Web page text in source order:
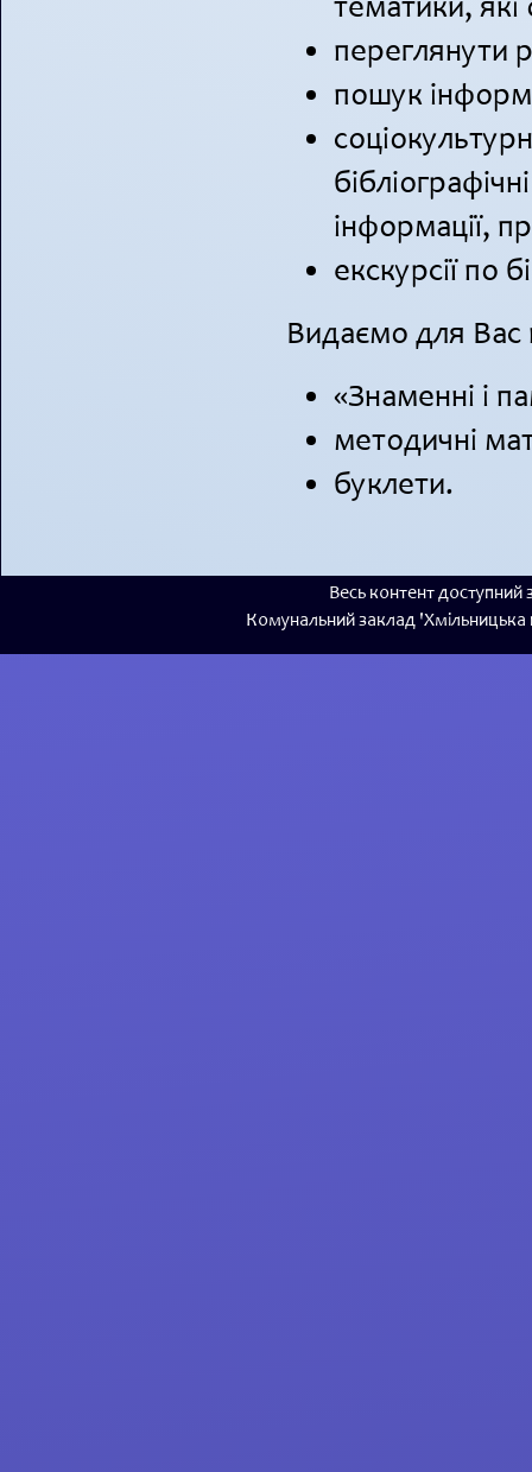
переглянути
пошук
інформації,
екскурсії по
Видаємо для Вас
«Знаменні і
методичні
буклети.
Весь контент
Комунальний заклад 'Хмільницька